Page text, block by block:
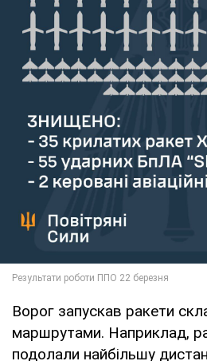
Ворог запускав ракети
маршрутами. Наприклад,
подолали найбільшу